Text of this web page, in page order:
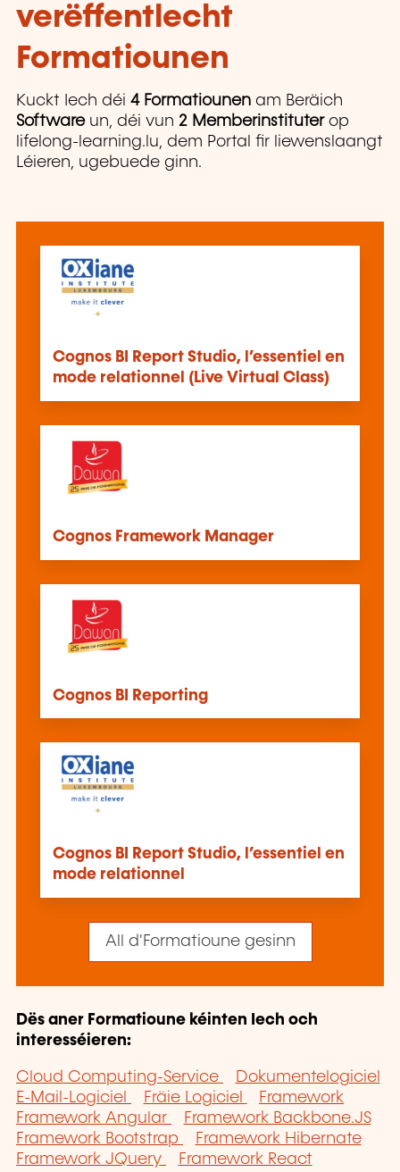
verëffentlecht
Formatiounen
Kuckt Iech déi 4 Formatiounen am Beräich
Softwareun, déi vun 2 Memberinstituter op
lifelong-learning.lu, dem Portal fir liewenslaangt
Léieren, ugebuede ginn.
Cognos BI Report Studio, l’essentiel en
mode relationnel (Live Virtual Class)
Cognos Framework Manager
Cognos BI Reporting
Cognos BI Report Studio, l’essentiel en
mode relationnel
All d'Formatioune gesinn
Dës aner Formatioune kéinten Iech och
interesséieren:
Cloud Computing-Service
Dokumentelogiciel
E-Mail-Logiciel
Fräie Logiciel
Framework
Framework Angular
Framework Backbone.JS
Framework Bootstrap
Framework Hibernate
Framework JQuery
Framework React